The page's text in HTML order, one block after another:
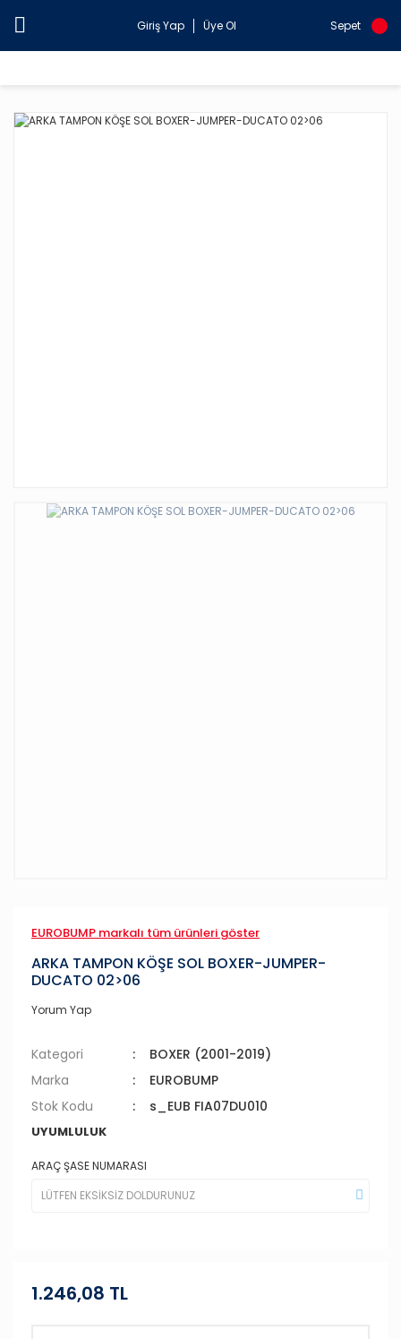
Giriş Yap Üye Ol Sepet
EUROBUMP markalı tüm ürünleri göster
ARKA TAMPON KÖŞE SOL BOXER-JUMPER-
DUCATO 02>06
Yorum Yap
Kategori
BOXER (2001-2019)
Marka
EUROBUMP
Stok Kodu
s_EUB FIA07DU010
UYUMLULUK
ARAÇ ŞASE NUMARASI
1.246,08 TL